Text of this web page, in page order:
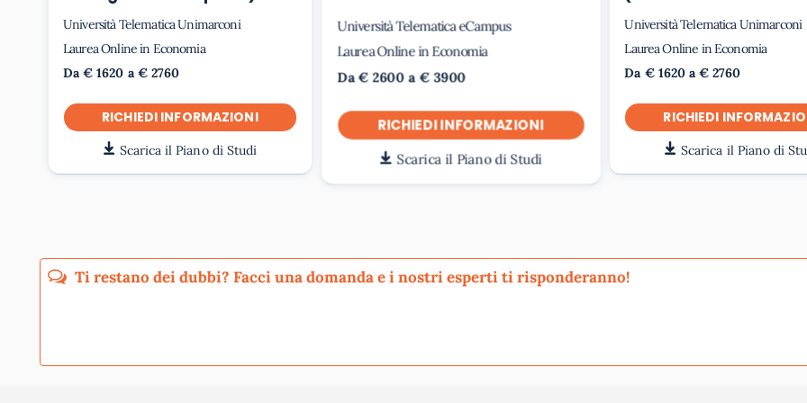
Università Telematica Unimarconi
Laurea Online in Economia
Da € 1620 a € 2760
RICHIEDI INFORMAZIONI
Scarica il Piano di Studi
Università Telematica eCampus
Laurea Online in Economia
Da € 2600 a € 3900
RICHIEDI INFORMAZIONI
Scarica il Piano di Studi
Università Telematica Unimarconi
Laurea Online in Economia
Da € 1620 a € 2760
RICHIEDI
Scarica il Piano di